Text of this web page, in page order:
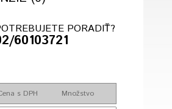
PORADIŤ?
60103721
s DPH Množstvo